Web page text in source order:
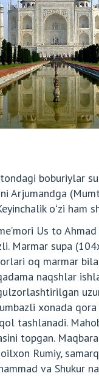
boburiylar
Arjumandga
oʻzi ham
Us to
Marmar supa
oq marmar
naqshlar
xonada qora
tashlanadi.
topgan.
Rumiy,
va Shukur